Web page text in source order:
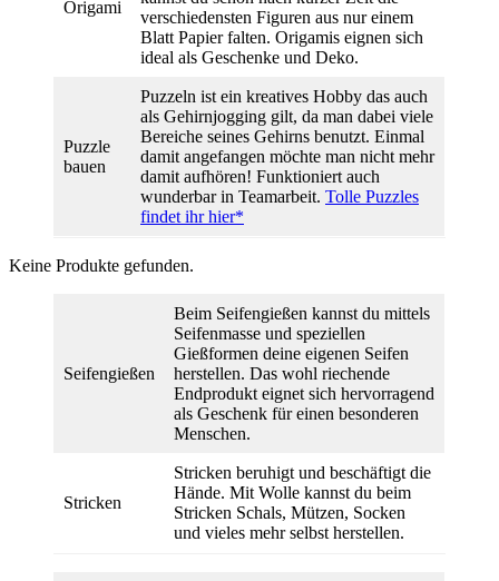
Origami
verschiedensten Figuren aus nur einem
Blatt Papier falten. Origamis eignen sich
ideal als Geschenke und Deko.
Puzzle
bauen
Puzzeln ist ein kreatives Hobby das auch
als Gehirnjogging gilt, da man dabei viele
Bereiche seines Gehirns benutzt. Einmal
damit angefangen möchte man nicht mehr
damit aufhören! Funktioniert auch
wunderbar in Teamarbeit. Tolle Puzzles
findet ihr hier*
Keine Produkte gefunden.
Seifengießen
Beim Seifengießen kannst du mittels
Seifenmasse und speziellen
Gießformen deine eigenen Seifen
herstellen. Das wohl riechende
Endprodukt eignet sich hervorragend
als Geschenk für einen besonderen
Menschen.
Stricken
Stricken beruhigt und beschäftigt die
Hände. Mit Wolle kannst du beim
Stricken Schals, Mützen, Socken
und vieles mehr selbst herstellen.